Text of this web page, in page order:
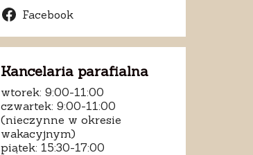
Facebook
Kancelaria parafialna
wtorek: 9:00-11:00
czwartek: 9:00-11:00
(nieczynne w okresie
wakacyjnym)
piątek: 15:30-17:00